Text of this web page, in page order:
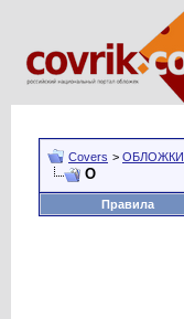
Covers > ОБЛОЖКИ
O
Правила